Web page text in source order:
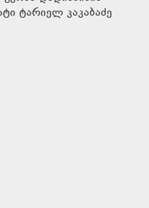
ტარიელ კაკაბაძე